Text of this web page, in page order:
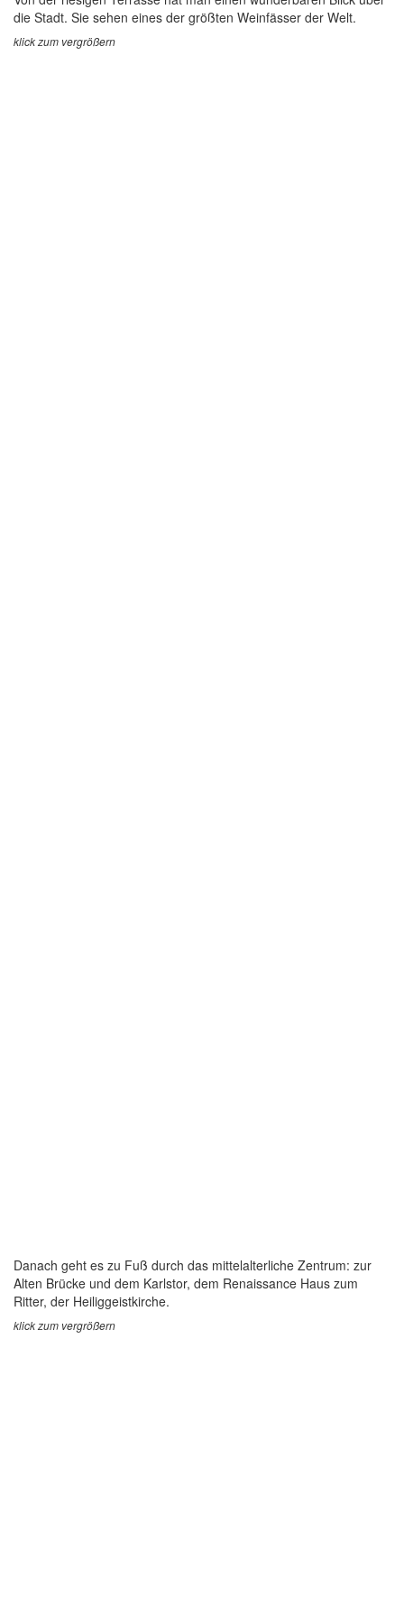
die Stadt. Sie sehen eines der größten Weinfässer der Welt.
klick zum vergrößern
Danach geht es zu Fuß durch das mittelalterliche Zentrum: zur
Alten Brücke und dem Karlstor, dem Renaissance Haus zum
Ritter, der Heiliggeistkirche.
klick zum vergrößern